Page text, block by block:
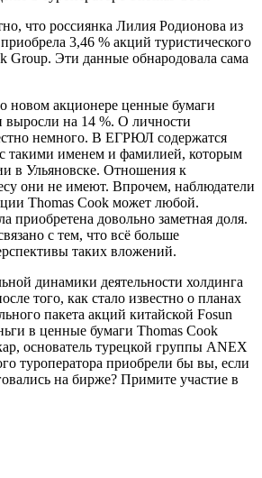
что россиянка Лилия Родионова из
3,46 % акций туристического
Group. Эти данные обнародовала сама
о новом акционере ценные бумаги
выросли на 14 %. О личности
немного. В ЕГРЮЛ содержатся
такими именем и фамилией, которым
в Ульяновске. Отношения к
они не имеют. Впрочем, наблюдатели
Thomas Cook может любой.
приобретена довольно заметная доля.
с тем, что всё больше
таких вложений.
динамики деятельности холдинга
того, как стало известно о планах
пакета акций китайской Fosun
в ценные бумаги Thomas Cook
основатель турецкой группы ANEX
туроператора приобрели бы вы, если
на бирже? Примите участие в